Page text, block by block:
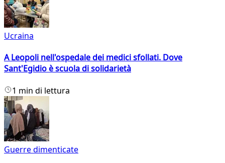
Ucraina
A Leopoli nell'ospedale dei medici sfollati. Dove
Sant'Egidio è scuola di solidarietà
1 min di lettura
Guerre dimenticate